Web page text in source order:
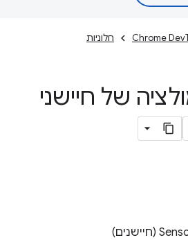
Chrome חלוניות
של חיישני